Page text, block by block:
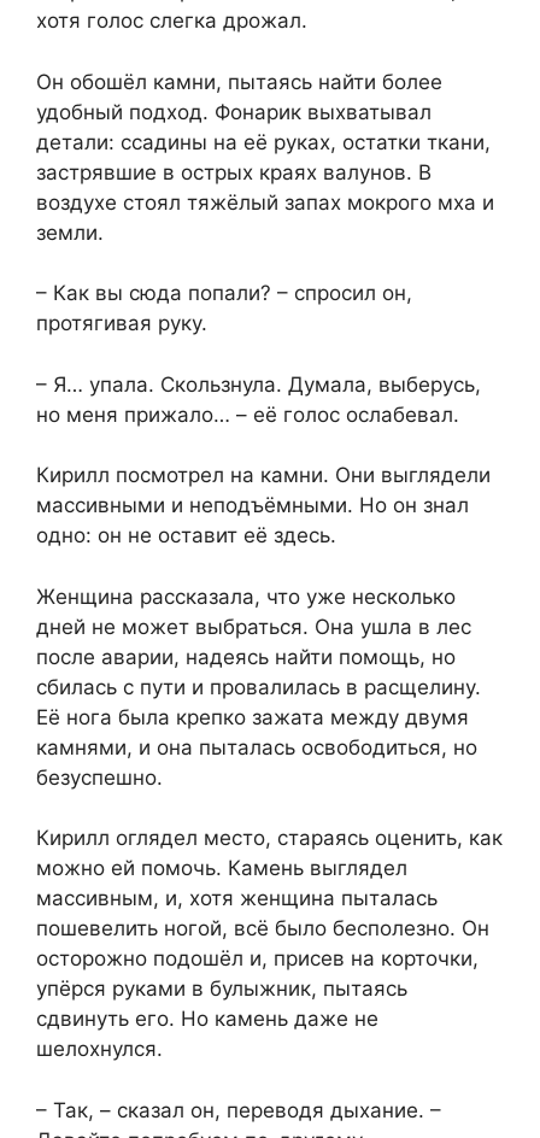
хотя голос слегка дрожал.
Он обошёл камни, пытаясь найти более
удобный подход. Фонарик выхватывал
детали: ссадины на её руках, остатки ткани,
застрявшие в острых краях валунов. В
воздухе стоял тяжёлый запах мокрого мха и
земли.
– Как вы сюда попали? – спросил он,
протягивая руку.
– Я… упала. Скользнула. Думала, выберусь,
но меня прижало… – её голос ослабевал.
Кирилл посмотрел на камни. Они выглядели
массивными и неподъёмными. Но он знал
одно: он не оставит её здесь.
Женщина рассказала, что уже несколько
дней не может выбраться. Она ушла в лес
после аварии, надеясь найти помощь, но
сбилась с пути и провалилась в расщелину.
Её нога была крепко зажата между двумя
камнями, и она пыталась освободиться, но
безуспешно.
Кирилл оглядел место, стараясь оценить, как
можно ей помочь. Камень выглядел
массивным, и, хотя женщина пыталась
пошевелить ногой, всё было бесполезно. Он
осторожно подошёл и, присев на корточки,
упёрся руками в булыжник, пытаясь
сдвинуть его. Но камень даже не
шелохнулся.
– Так, – сказал он, переводя дыхание. –